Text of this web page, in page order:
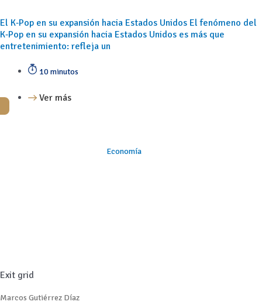
El K‑Pop en su expansión hacia Estados Unidos El fenómeno del
K‑Pop en su expansión hacia Estados Unidos es más que
entretenimiento: refleja un
10 minutos
Ver más
Economía
Exit grid
Marcos Gutiérrez Díaz